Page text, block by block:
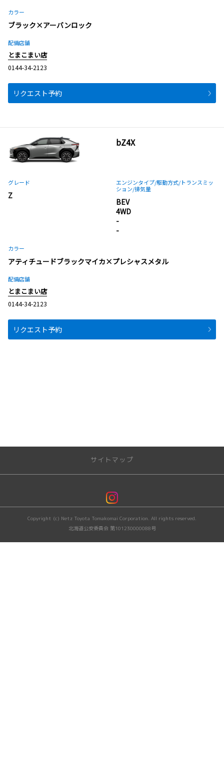
カラー
ブラック×アーバンロック
配備店舗
とまこまい店
0144-34-2123
リクエスト予約
bZ4X
グレード
Z
エンジンタイプ/駆動方式/トランスミッ
ション/排気量
BEV
4WD
-
-
カラー
アティチュードブラックマイカ×プレシャスメタル
配備店舗
とまこまい店
0144-34-2123
リクエスト予約
サイトマップ
店舗一覧
カーラインアップ
Copyright (c) Netz Toyota Tomakomai Corporation. All rights reserved.
北海道公安委員会 第101230000088号